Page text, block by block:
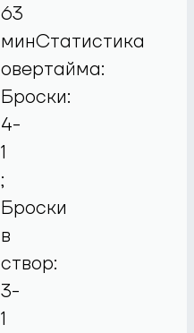
63
минСтатистика
овертайма:
Броски:
4-
1
;
Броски
в
створ:
3-
1